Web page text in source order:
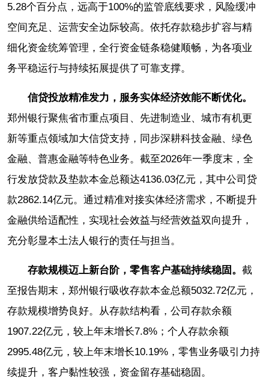
5.28个百分点，远高于100%的监管底线要求，风险缓冲
空间充足、运营安全边际较高。依托存款稳步扩容与精
细化资金统筹管理，全行资金链条稳健顺畅，为各项业
务平稳运行与持续拓展提供了可靠支撑。
信贷投放精准发力，服务实体经济效能不断优化。
郑州银行聚焦省市重点项目、先进制造业、城市有机更
新等重点领域加大信贷支持，同步深耕科技金融、绿色
金融、普惠金融等特色业务。截至2026年一季度末，全
行发放贷款及垫款本金总额达4136.03亿元，其中公司贷
款2862.14亿元。通过精准对接实体经济需求，不断提升
金融供给适配性，实现社会效益与经营效益双向提升，
充分彰显本土法人银行的责任与担当。
存款规模迈上新台阶，零售客户基础持续稳固。 截
至报告期末，郑州银行吸收存款本金总额5032.72亿元，
存款规模增势良好。从存款结构看，公司存款余额
1907.22亿元，较上年末增长7.8%；个人存款余额
2995.48亿元，较上年末增长10.19%，零售业务吸引力持
续提升，客户黏性较强，资金留存基础稳固。